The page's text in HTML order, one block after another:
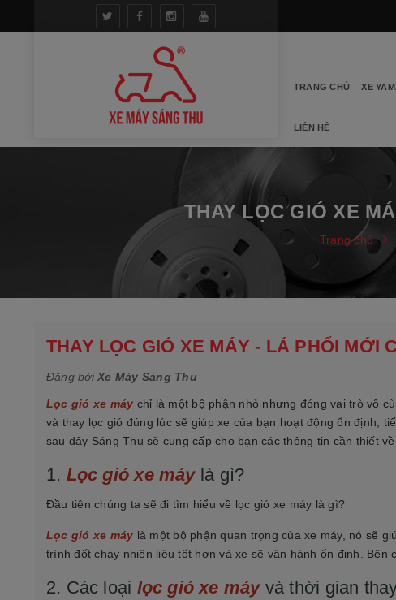
TRANG CHỦ XE
LIÊN HỆ
THAY LỌC GIÓ XE
Trang chủ
THAY LỌC GIÓ XE MÁY - LÁ PHỔI MỚI
Đăng bởiXe Máy Sáng Thu
Lọc gió xe máy chỉ là một bộ phận nhỏ nhưng đóng vai trò vô
và thay lọc gió đúng lúc sẽ giúp xe của bạn hoạt động ổn định,
sau đây Sáng Thu sẽ cung cấp cho bạn các thông tin cần thiết về
1. Lọc gió xe máylà gì?
Đầu tiên chúng ta sẽ đi tìm hiểu về lọc gió xe máy là gì?
Lọc gió xe máy là một bộ phận quan trọng của xe máy, nó sẽ
trình đốt cháy nhiên liệu tốt hơn và xe sẽ vận hành ổn định. Bên
2. Các loại lọc gió xe máyvà thời gian